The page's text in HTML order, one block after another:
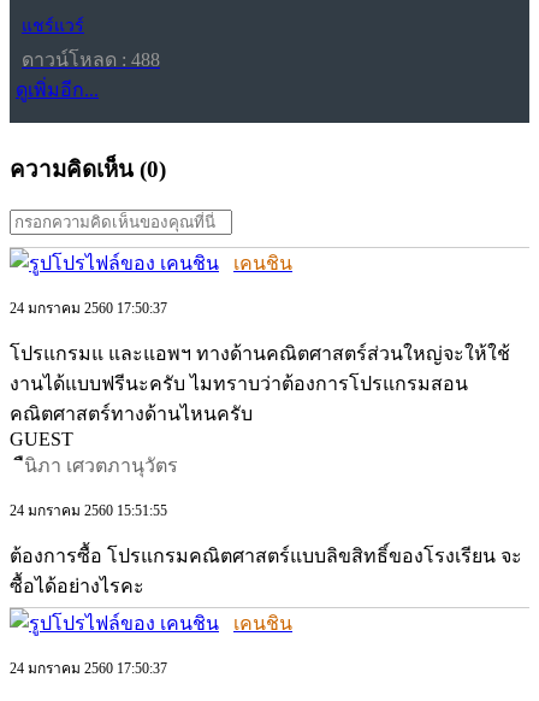
แชร์แวร์
ดาวน์โหลด : 488
ดูเพิ่มอีก...
ความคิดเห็น (0)
เคนชิน
24 มกราคม 2560 17:50:37
โปรแกรมแ และแอพฯ ทางด้านคณิตศาสตร์ส่วนใหญ่จะให้ใช้
งานได้แบบฟรีนะครับ ไมทราบว่าต้องการโปรแกรมสอน
คณิตศาสตร์ทางด้านไหนครับ
GUEST
ืนิภา เศวตภานุวัตร
24 มกราคม 2560 15:51:55
ต้องการซื้อ โปรแกรมคณิตศาสตร์แบบลิขสิทธิ์ของโรงเรียน จะ
ซื้อได้อย่างไรคะ
เคนชิน
24 มกราคม 2560 17:50:37